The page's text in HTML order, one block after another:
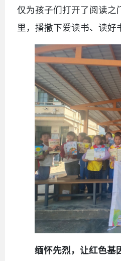
仅为孩子们打开了阅读之
里，播撒下爱读书、读好
缅怀先烈，让红色基